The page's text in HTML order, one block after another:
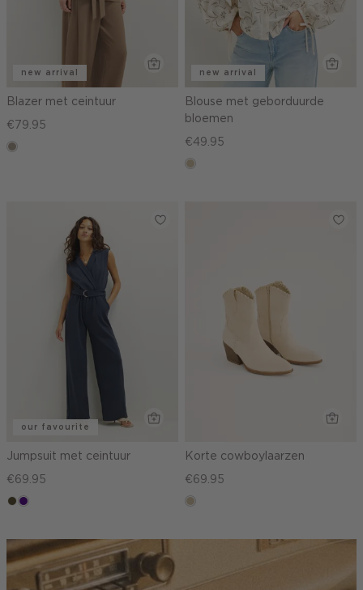
new arrival
Blazer met ceintuur
€79.95
taupe,
new arrival
Blouse met geborduurde
bloemen
€49.95
lichtzand
our favourite
Jumpsuit met ceintuur
€69.95
groen,
midden
indigo
Korte cowboylaarzen
€69.95
lichtzand